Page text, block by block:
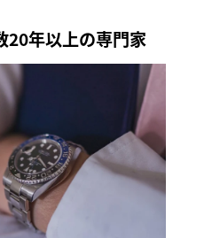
20年以上の専門家